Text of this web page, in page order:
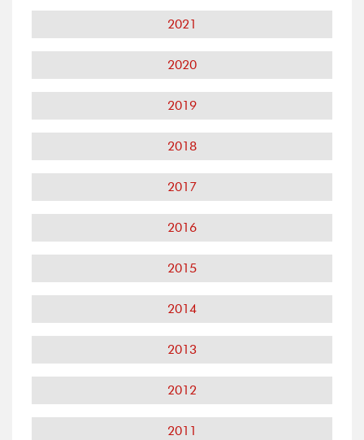
2021
2020
2019
2018
2017
2016
2015
2014
2013
2012
2011